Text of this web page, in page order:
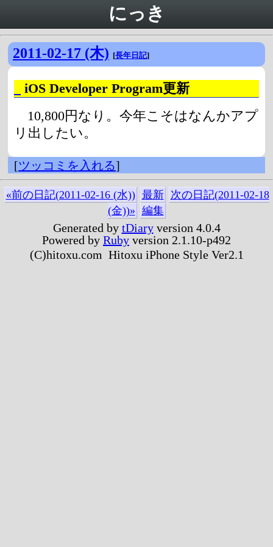
にっき
2011-02-17 (木) [長年日記]
iOS Developer Program更新
10,800円なり。今年こそはなんかアプ
リ出したい。
[ツッコミを入れる]
«前の日記(2011-02-16 (水)) 最新
次の日記(2011-02-18
(金))» 編集
Generated by tDiaryversion 4.0.4
Powered by Ruby version 2.1.10-p492